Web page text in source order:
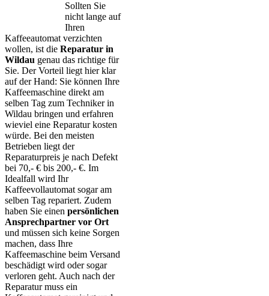
Sollten Sie
nicht lange auf
Ihren
Kaffeeautomat verzichten
wollen, ist die Reparatur in
Wildau genau das richtige für
Sie. Der Vorteil liegt hier klar
auf der Hand: Sie können Ihre
Kaffeemaschine direkt am
selben Tag zum Techniker in
Wildau bringen und erfahren
wieviel eine Reparatur kosten
würde. Bei den meisten
Betrieben liegt der
Reparaturpreis je nach Defekt
bei 70,- € bis 200,- €. Im
Idealfall wird Ihr
Kaffeevollautomat sogar am
selben Tag repariert. Zudem
haben Sie einen persönlichen
Ansprechpartner vor Ort
und müssen sich keine Sorgen
machen, dass Ihre
Kaffeemaschine beim Versand
beschädigt wird oder sogar
verloren geht. Auch nach der
Reparatur muss ein